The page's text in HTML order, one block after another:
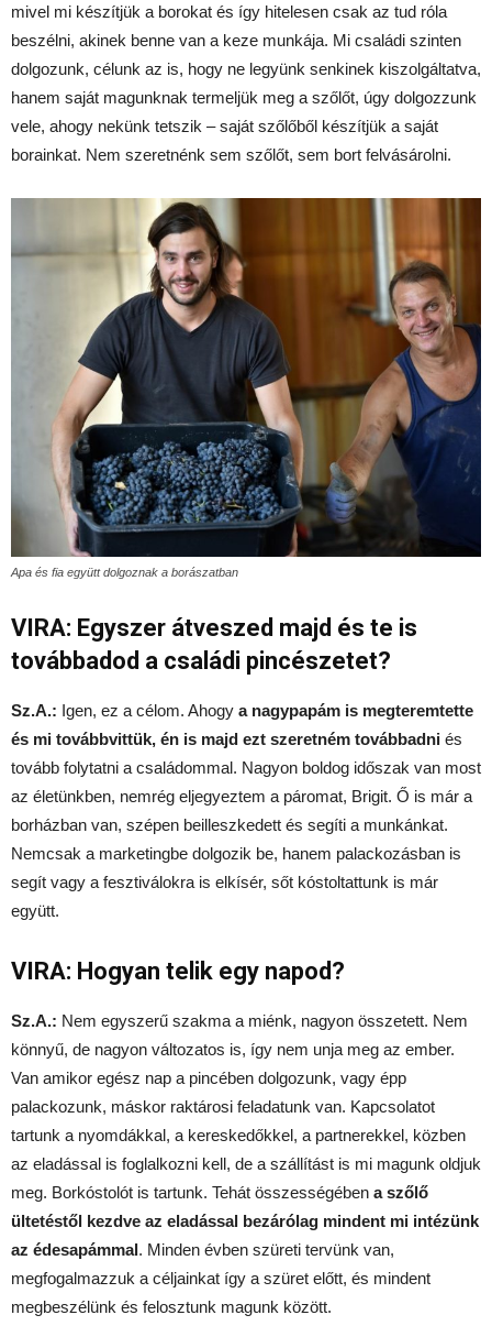
mivel mi készítjük a borokat és így hitelesen csak az tud róla
beszélni, akinek benne van a keze munkája. Mi családi szinten
dolgozunk, célunk az is, hogy ne legyünk senkinek kiszolgáltatva,
hanem saját magunknak termeljük meg a szőlőt, úgy dolgozzunk
vele, ahogy nekünk tetszik – saját szőlőből készítjük a saját
borainkat. Nem szeretnénk sem szőlőt, sem bort felvásárolni.
Apa és fia együtt dolgoznak a borászatban
VIRA: Egyszer átveszed majd és te is
továbbadod a családi pincészetet?
Sz.A.: Igen, ez a célom. Ahogy a nagypapám is megteremtette
és mi továbbvittük, én is majd ezt szeretném továbbadni és
tovább folytatni a családommal. Nagyon boldog időszak van most
az életünkben, nemrég eljegyeztem a páromat, Brigit. Ő is már a
borházban van, szépen beilleszkedett és segíti a munkánkat.
Nemcsak a marketingbe dolgozik be, hanem palackozásban is
segít vagy a fesztiválokra is elkísér, sőt kóstoltattunk is már
együtt.
VIRA: Hogyan telik egy napod?
Sz.A.: Nem egyszerű szakma a miénk, nagyon összetett. Nem
könnyű, de nagyon változatos is, így nem unja meg az ember.
Van amikor egész nap a pincében dolgozunk, vagy épp
palackozunk, máskor raktárosi feladatunk van. Kapcsolatot
tartunk a nyomdákkal, a kereskedőkkel, a partnerekkel, közben
az eladással is foglalkozni kell, de a szállítást is mi magunk oldjuk
meg. Borkóstolót is tartunk. Tehát összességében a szőlő
ültetéstől kezdve az eladással bezárólag mindent mi intézünk
az édesapámmal. Minden évben szüreti tervünk van,
megfogalmazzuk a céljainkat így a szüret előtt, és mindent
megbeszélünk és felosztunk magunk között.